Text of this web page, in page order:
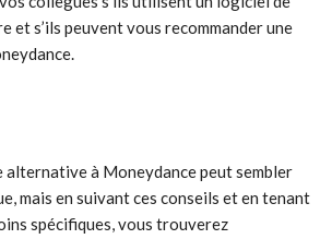
et s’ils peuvent vous recommander une
alternative à Moneydance peut sembler
mais en suivant ces conseils et en tenant
spécifiques, vous trouverez